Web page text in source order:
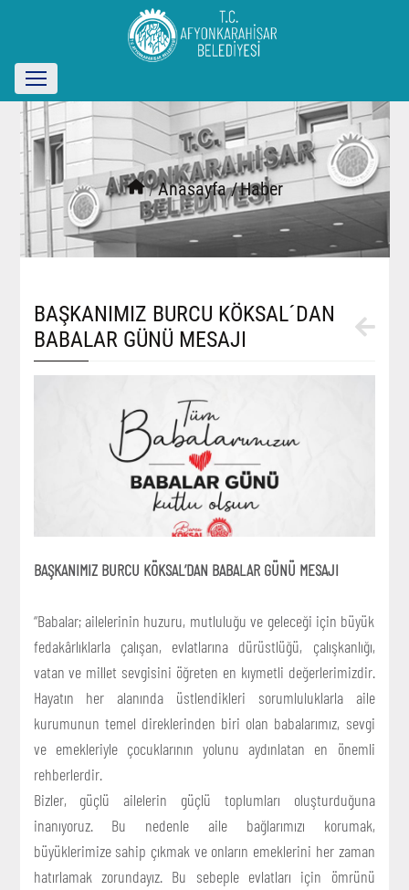
/Anasayfa /Haber
BAŞKANIMIZ BURCU KÖKSAL´DAN
BABALAR GÜNÜ MESAJI
BAŞKANIMIZ BURCU KÖKSAL’DAN BABALAR GÜNÜ MESAJI
“Babalar; ailelerinin huzuru, mutluluğu ve geleceği için büyük
fedakârlıklarla çalışan, evlatlarına dürüstlüğü, çalışkanlığı,
vatan ve millet sevgisini öğreten en kıymetli değerlerimizdir.
Hayatın her alanında üstlendikleri sorumluluklarla aile
kurumunun temel direklerinden biri olan babalarımız, sevgi
ve emekleriyle çocuklarının yolunu aydınlatan en önemli
rehberlerdir.
Bizler, güçlü ailelerin güçlü toplumları oluşturduğuna
inanıyoruz. Bu nedenle aile bağlarımızı korumak,
büyüklerimize sahip çıkmak ve onların emeklerini her zaman
hatırlamak zorundayız. Bu sebeple evlatları için ömrünü